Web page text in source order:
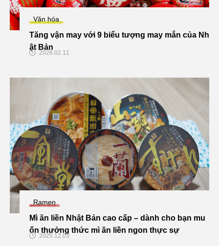
Văn hóa
Tăng vận may với 9 biểu tượng may mắn của Nh
ật Bản
2026.02.11
Ramen
Mì ăn liền Nhật Bản cao cấp – dành cho bạn mu
ốn thưởng thức mì ăn liền ngon thực sự
2025.12.03